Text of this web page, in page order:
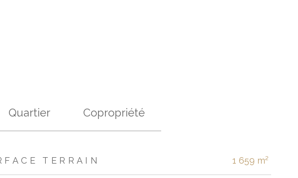
Quartier Copropriété
TERRAIN 1 659 m²